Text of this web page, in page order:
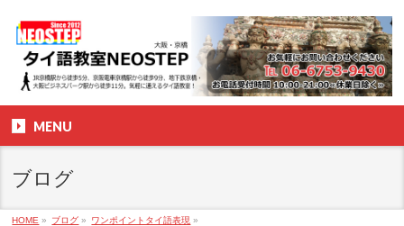
MENU
ブログ
HOME » ブログ » ワンポイントタイ語表現 »